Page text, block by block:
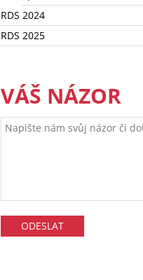
RDS 2024
RDS 2025
VÁŠ NÁZOR